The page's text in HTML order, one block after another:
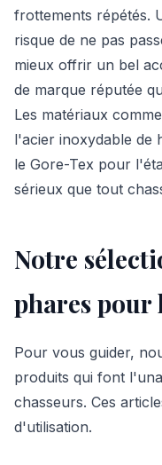
frottements répétés.
risque de ne pas
mieux offrir un bel
de marque réputée
Les matériaux
l'acier inoxydable de
le Gore-Tex pour
sérieux que tout
Notre
phares pour
Pour vous guider,
produits qui font
chasseurs. Ces
d'utilisation.